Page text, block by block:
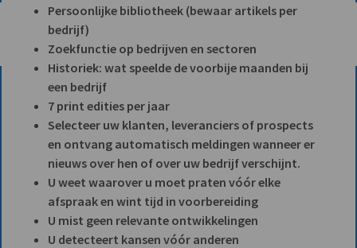
Persoonlijke bibliotheek (bewaar artikels per
bedrijf)
Zoekfunctie op bedrijven en sectoren
Historiek: wat speelde de voorbije maanden bij
een bedrijf
7 print edities per jaar
Selecteer uw klanten, leveranciers of prospects
en ontvang automatisch meldingen wanneer er
nieuws over hen of over uw bedrijf verschijnt.
U weet waarover u moet praten vóór elke
afspraak en wint tijd in voorbereiding
U mist geen relevante ontwikkelingen
U detecteert kansen vóór anderen